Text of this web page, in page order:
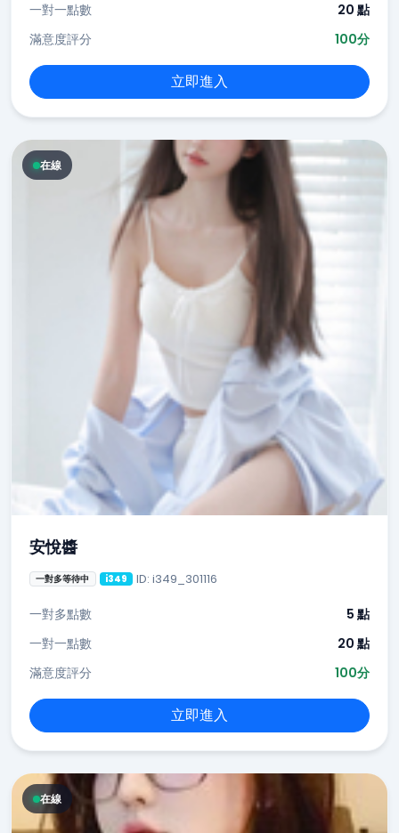
一對一點數
20 點
滿意度評分
100分
立即進入
在線
安悅醬
一對多等待中 i349 ID: i349_301116
一對多點數
5 點
一對一點數
20 點
滿意度評分
100分
立即進入
在線